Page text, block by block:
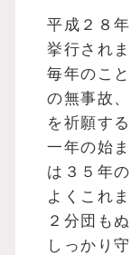
平成２８
挙行されま
毎年のこ
の無事故
を祈願す
一年の始
は３５年
よくこれ
２分団も
しっかり